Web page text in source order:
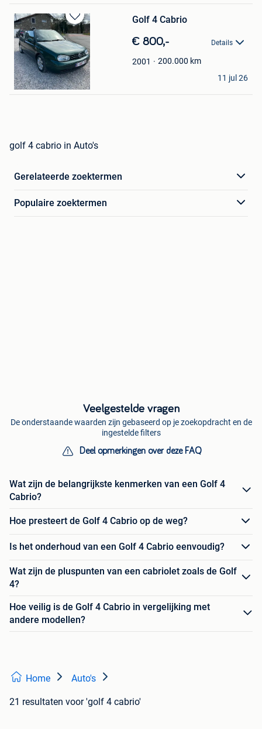
Bewaren
in
Mijn
Favorieten
Golf 4 Cabrio
€ 800,- Details
2001 200.000 km
RéVo Amnezz
Dinant
11 jul 26
golf 4 cabrio in Auto's
Gerelateerde zoektermen
Populaire zoektermen
Veelgestelde vragen
De onderstaande waarden zijn gebaseerd op je zoekopdracht en de
ingestelde filters
Deel opmerkingen over deze FAQ
Wat zijn de belangrijkste kenmerken van een Golf 4
Cabrio?
Hoe presteert de Golf 4 Cabrio op de weg?
Is het onderhoud van een Golf 4 Cabrio eenvoudig?
Wat zijn de pluspunten van een cabriolet zoals de Golf
4?
Hoe veilig is de Golf 4 Cabrio in vergelijking met
andere modellen?
Home Auto's
21 resultaten voor 'golf 4 cabrio'